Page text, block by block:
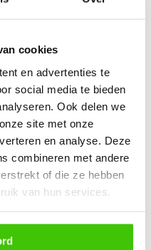
cookies
en advertenties te
social media te bieden
Ook delen we
site met onze
en analyse. Deze
combineren met andere
of die ze hebben
van hun services.
Joe Classic Joe
beschermhoes
Haal het meeste uit uw
Direct leverbaar